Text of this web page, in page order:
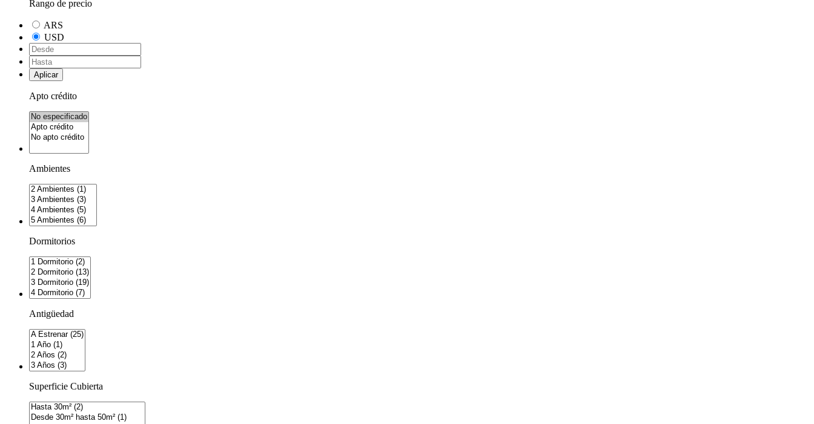
Rango de precio
ARS
USD
Aplicar
Apto crédito
Ambientes
Dormitorios
Antigüedad
Superficie Cubierta